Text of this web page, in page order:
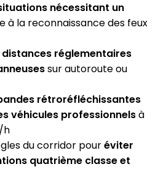
nécessitant un
à la reconnaissance des feux
distances réglementaires
sur autoroute ou
rétroréfléchissantes
véhicules professionnelsà
h
du corridor pouréviter
quatrième classe et